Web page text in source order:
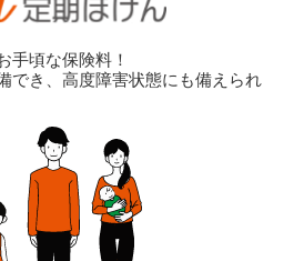
手頃な保険料！
でき、高度障害状態にも備えられ